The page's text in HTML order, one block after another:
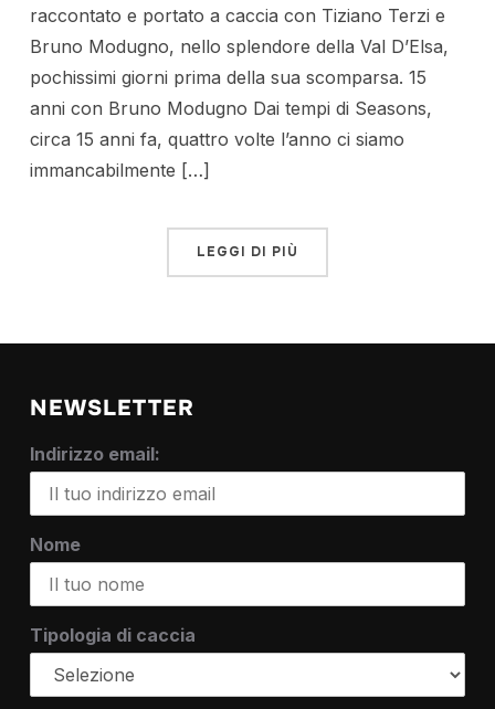
raccontato e portato a caccia con Tiziano Terzi e
Bruno Modugno, nello splendore della Val D’Elsa,
pochissimi giorni prima della sua scomparsa. 15
anni con Bruno Modugno Dai tempi di Seasons,
circa 15 anni fa, quattro volte l’anno ci siamo
immancabilmente […]
LEGGI DI PIÙ
NEWSLETTER
Indirizzo email:
Nome
Tipologia di caccia